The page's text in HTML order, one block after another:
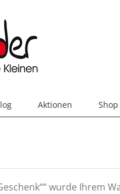
Aktionen Shop
wurde Ihrem